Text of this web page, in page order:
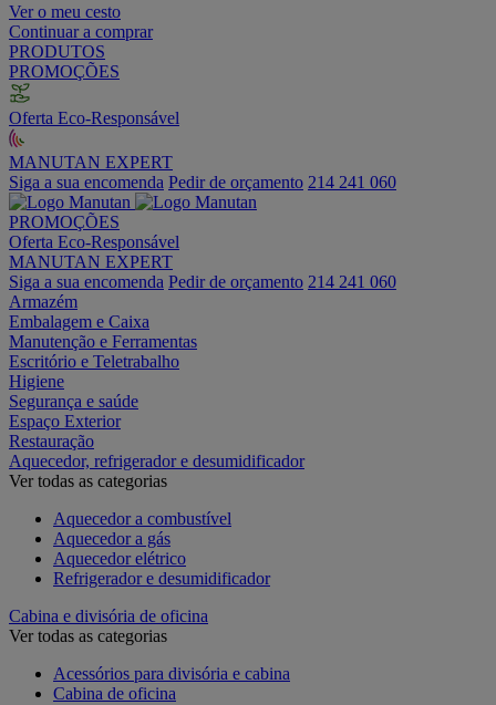
Ver o meu cesto
Continuar a comprar
PRODUTOS
PROMOÇÕES
Oferta Eco-Responsável
MANUTAN EXPERT
Siga a sua encomenda Pedir de orçamento 214 241 060
PROMOÇÕES
Oferta Eco-Responsável
MANUTAN EXPERT
Siga a sua encomenda Pedir de orçamento 214 241 060
Armazém
Embalagem e Caixa
Manutenção e Ferramentas
Escritório e Teletrabalho
Higiene
Segurança e saúde
Espaço Exterior
Restauração
Aquecedor, refrigerador e desumidificador
Ver todas as categorias
Aquecedor a combustível
Aquecedor a gás
Aquecedor elétrico
Refrigerador e desumidificador
Cabina e divisória de oficina
Ver todas as categorias
Acessórios para divisória e cabina
Cabina de oficina